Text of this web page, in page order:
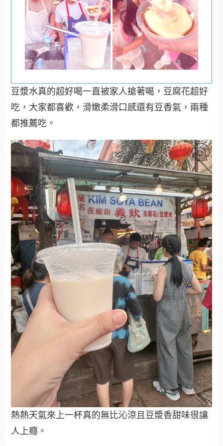
豆漿水真的超好喝一直被家人搶著喝，豆腐花超好
吃，大家都喜歡，滑嫩柔滑口感還有豆香氣，兩種
都推薦吃。
熱熱天氣來上一杯真的無比沁涼且豆漿香甜味很讓
人上癮。